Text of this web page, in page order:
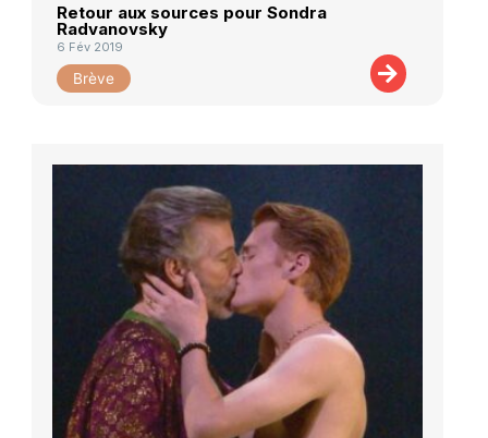
Retour aux sources pour Sondra
Radvanovsky
6 Fév 2019
Brève